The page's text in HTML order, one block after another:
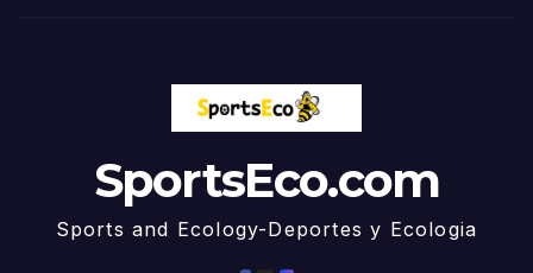
SportsEco.com
Sports and Ecology-Deportes y Ecologia